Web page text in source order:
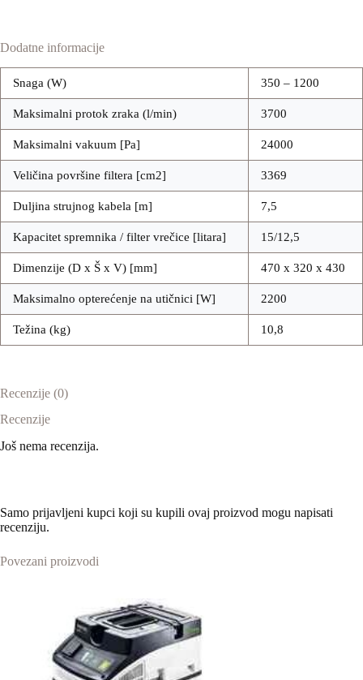
Dodatne informacije
Snaga (W) 350 – 1200
Maksimalni protok zraka (l/min) 3700
Maksimalni vakuum [Pa] 24000
Veličina površine filtera [cm2] 3369
Duljina strujnog kabela [m] 7,5
Kapacitet spremnika / filter vrečice [litara] 15/12,5
Dimenzije (D x Š x V) [mm] 470 x 320 x 430
Maksimalno opterećenje na utičnici [W] 2200
Težina (kg) 10,8
Recenzije (0)
Recenzije
Još nema recenzija.
Samo prijavljeni kupci koji su kupili ovaj proizvod mogu napisati
recenziju.
Povezani proizvodi